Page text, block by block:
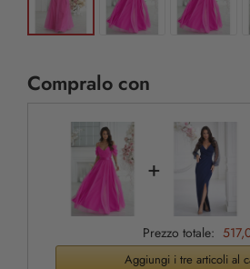
Compralo con
+
Prezzo totale:
Aggiungi i tre articoli al